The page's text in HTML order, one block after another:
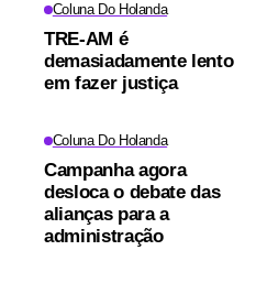
Coluna Do Holanda
TRE-AM é
demasiadamente lento
em fazer justiça
Coluna Do Holanda
Campanha agora
desloca o debate das
alianças para a
administração